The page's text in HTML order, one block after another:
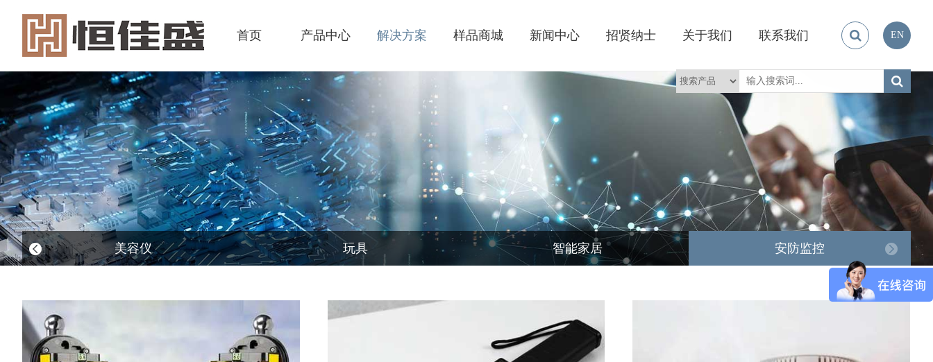
EN
首页 产品中心 解决方案 样品商城 新闻中心 招贤纳士 关于我们 联系我们
美容仪 玩具 智能家居 安防监控